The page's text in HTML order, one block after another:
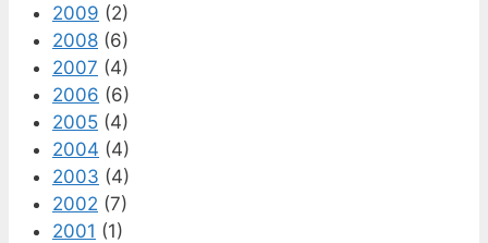
2009 (2)
2008 (6)
2007 (4)
2006 (6)
2005 (4)
2004 (4)
2003 (4)
2002 (7)
2001 (1)